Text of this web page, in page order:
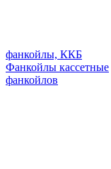
фанкойлы, ККБ
Фанкойлы кассетные
фанкойлов